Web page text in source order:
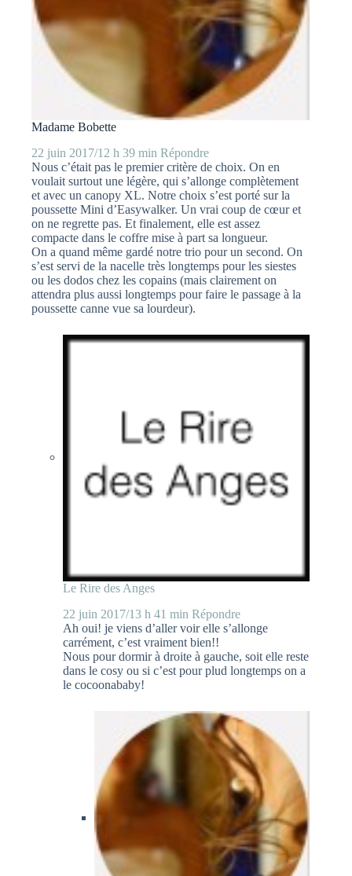
Madame Bobette
22 juin 2017/12 h 39 min Répondre
Nous c’était pas le premier critère de choix. On en
voulait surtout une légère, qui s’allonge complètement
et avec un canopy XL. Notre choix s’est porté sur la
poussette Mini d’Easywalker. Un vrai coup de cœur et
on ne regrette pas. Et finalement, elle est assez
compacte dans le coffre mise à part sa longueur.
On a quand même gardé notre trio pour un second. On
s’est servi de la nacelle très longtemps pour les siestes
ou les dodos chez les copains (mais clairement on
attendra plus aussi longtemps pour faire le passage à la
poussette canne vue sa lourdeur).
Le Rire des Anges
22 juin 2017/13 h 41 min Répondre
Ah oui! je viens d’aller voir elle s’allonge
carrément, c’est vraiment bien!!
Nous pour dormir à droite à gauche, soit elle reste
dans le cosy ou si c’est pour plud longtemps on a
le cocoonababy!